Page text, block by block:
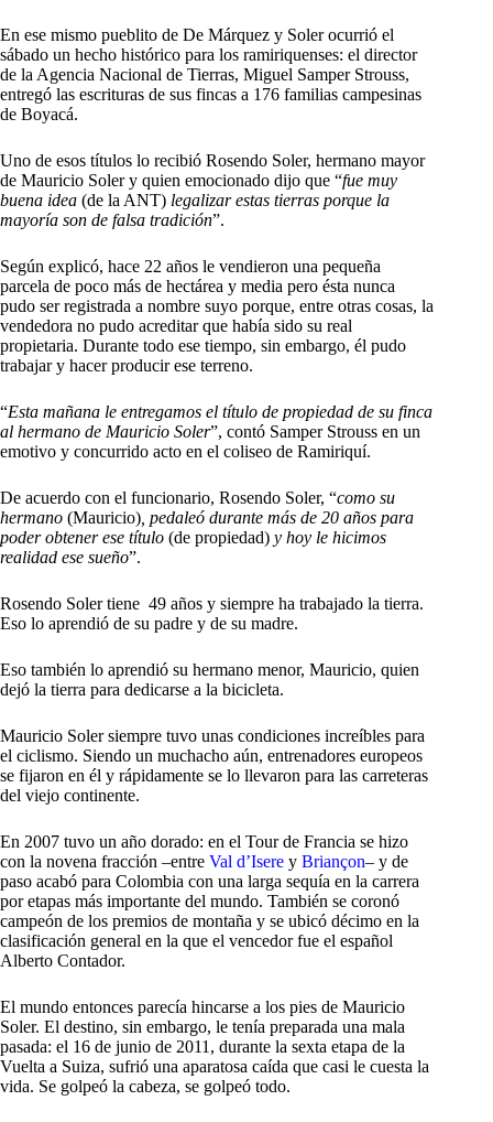
En ese mismo pueblito de De Márquez y Soler ocurrió el
sábado un hecho histórico para los ramiriquenses: el director
de la Agencia Nacional de Tierras, Miguel Samper Strouss,
entregó las escrituras de sus fincas a 176 familias campesinas
de Boyacá.
Uno de esos títulos lo recibió Rosendo Soler, hermano mayor
de Mauricio Soler y quien emocionado dijo que “fue muy
buena idea (de la ANT) legalizar estas tierras porque la
mayoría son de falsa tradición”.
Según explicó, hace 22 años le vendieron una pequeña
parcela de poco más de hectárea y media pero ésta nunca
pudo ser registrada a nombre suyo porque, entre otras cosas, la
vendedora no pudo acreditar que había sido su real
propietaria. Durante todo ese tiempo, sin embargo, él pudo
trabajar y hacer producir ese terreno.
“Esta mañana le entregamos el título de propiedad de su finca
al hermano de Mauricio Soler”, contó Samper Strouss en un
emotivo y concurrido acto en el coliseo de Ramiriquí.
De acuerdo con el funcionario, Rosendo Soler, “como su
hermano (Mauricio) , pedaleó durante más de 20 años para
poder obtener ese título (de propiedad) y hoy le hicimos
realidad ese sueño”.
Rosendo Soler tiene 49 años y siempre ha trabajado la tierra.
Eso lo aprendió de su padre y de su madre.
Eso también lo aprendió su hermano menor, Mauricio, quien
dejó la tierra para dedicarse a la bicicleta.
Mauricio Soler siempre tuvo unas condiciones increíbles para
el ciclismo. Siendo un muchacho aún, entrenadores europeos
se fijaron en él y rápidamente se lo llevaron para las carreteras
del viejo continente.
En 2007 tuvo un año dorado: en el Tour de Francia se hizo
con la novena fracción –entre Val d’Isere y Briançon– y de
paso acabó para Colombia con una larga sequía en la carrera
por etapas más importante del mundo. También se coronó
campeón de los premios de montaña y se ubicó décimo en la
clasificación general en la que el vencedor fue el español
Alberto Contador.
El mundo entonces parecía hincarse a los pies de Mauricio
Soler. El destino, sin embargo, le tenía preparada una mala
pasada: el 16 de junio de 2011, durante la sexta etapa de la
Vuelta a Suiza, sufrió una aparatosa caída que casi le cuesta la
vida. Se golpeó la cabeza, se golpeó todo.